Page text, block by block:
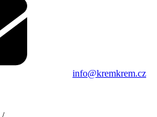
info@kremkrem.cz